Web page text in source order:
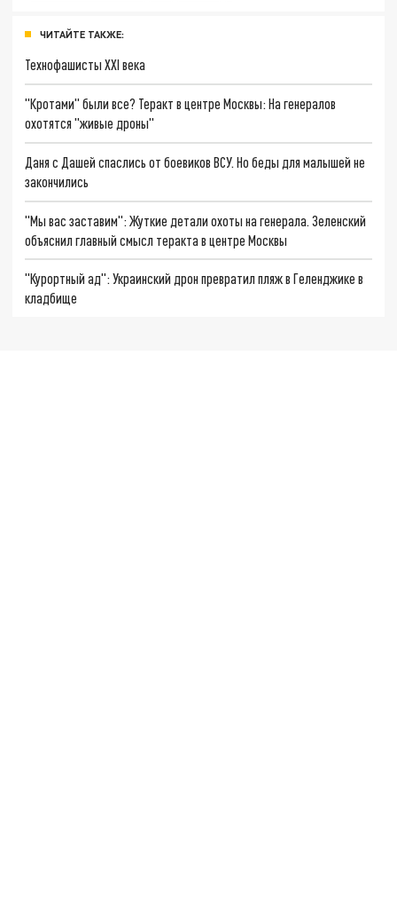
ЧИТАЙТЕ ТАКЖЕ:
Технофашисты XXI века
"Кротами" были все? Теракт в центре Москвы: На генералов
охотятся "живые дроны"
Даня с Дашей спаслись от боевиков ВСУ. Но беды для малышей не
закончились
"Мы вас заставим": Жуткие детали охоты на генерала. Зеленский
объяснил главный смысл теракта в центре Москвы
"Курортный ад": Украинский дрон превратил пляж в Геленджике в
кладбище